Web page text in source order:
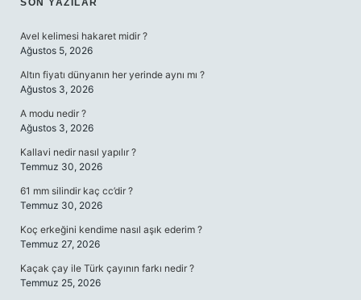
SIDEBAR
SON YAZILAR
Avel kelimesi hakaret midir ?
Ağustos 5, 2026
Altın fiyatı dünyanın her yerinde aynı mı ?
Ağustos 3, 2026
A modu nedir ?
Ağustos 3, 2026
Kallavi nedir nasıl yapılır ?
Temmuz 30, 2026
61 mm silindir kaç cc’dir ?
Temmuz 30, 2026
Koç erkeğini kendime nasıl aşık ederim ?
Temmuz 27, 2026
Kaçak çay ile Türk çayının farkı nedir ?
Temmuz 25, 2026